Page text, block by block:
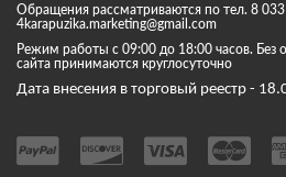
Обращения рассматриваются по тел. 8
4karapuzika.marketing@gmail.com
Режим работы с 09:00 до 18:00 часов. Без
сайта принимаются круглосуточно
Дата внесения в торговый реестр -